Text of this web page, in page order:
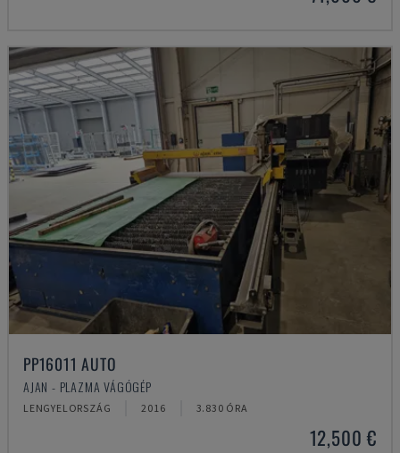
PP16011 AUTO
AJAN - PLAZMA VÁGÓGÉP
LENGYELORSZÁG 2016 3.830 ÓRA
12,500 €